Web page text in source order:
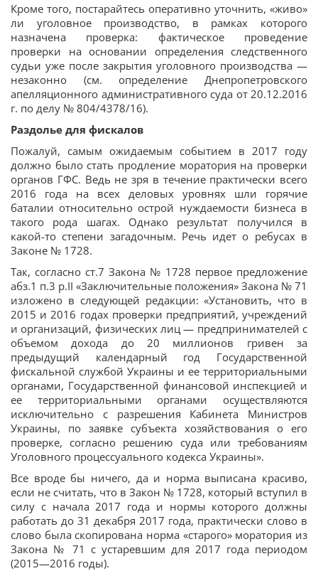
Кроме того, постарайтесь оперативно уточнить, «живо»
ли уголовное производство, в рамках которого
назначена проверка: фактическое проведение
проверки на основании определения следственного
судьи уже после закрытия уголовного производства —
незаконно (см. определение Днепропетровского
апелляционного административного суда от 20.12.2016
г. по делу № 804/4378/16).
Раздолье для фискалов
Пожалуй, самым ожидаемым событием в 2017 году
должно было стать продление моратория на проверки
органов ГФС. Ведь не зря в течение практически всего
2016 года на всех деловых уровнях шли горячие
баталии относительно острой нуждаемости бизнеса в
такого рода шагах. Однако результат получился в
какой-то степени загадочным. Речь идет о ребусах в
Законе № 1728.
Так, согласно ст.7 Закона № 1728 первое предложение
абз.1 п.3 р.II «Заключительные положения» Закона № 71
изложено в следующей редакции: «Установить, что в
2015 и 2016 годах проверки предприятий, учреждений
и организаций, физических лиц — предпринимателей с
объемом дохода до 20 миллионов гривен за
предыдущий календарный год Государственной
фискальной службой Украины и ее территориальными
органами, Государственной финансовой инспекцией и
ее территориальными органами осуществляются
исключительно с разрешения Кабинета Министров
Украины, по заявке субъекта хозяйствования о его
проверке, согласно решению суда или требованиям
Уголовного процессуального кодекса Украины».
Все вроде бы ничего, да и норма выписана красиво,
если не считать, что в Закон № 1728, который вступил в
силу с начала 2017 года и нормы которого должны
работать до 31 декабря 2017 года, практически слово в
слово была скопирована норма «старого» моратория из
Закона № 71 с устаревшим для 2017 года периодом
(2015—2016 годы).